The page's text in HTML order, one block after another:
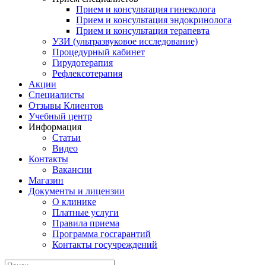
Прием и консультация гинеколога
Прием и консультация эндокринолога
Прием и консультация терапевта
УЗИ (ультразвуковое исследование)
Процедурный кабинет
Гирудотерапия
Рефлексотерапия
Акции
Специалисты
Отзывы Клиентов
Учебный центр
Информация
Статьи
Видео
Контакты
Вакансии
Магазин
Документы и лицензии
О клинике
Платные услуги
Правила приема
Программа госгарантий
Контакты госучреждений